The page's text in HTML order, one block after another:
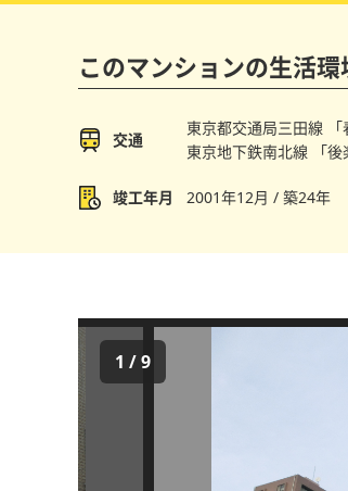
このマンションの生活
交通
東京都交通局三田線
東京地下鉄南北線 「
竣工年月 2001年12月 / 築24年
1 /9